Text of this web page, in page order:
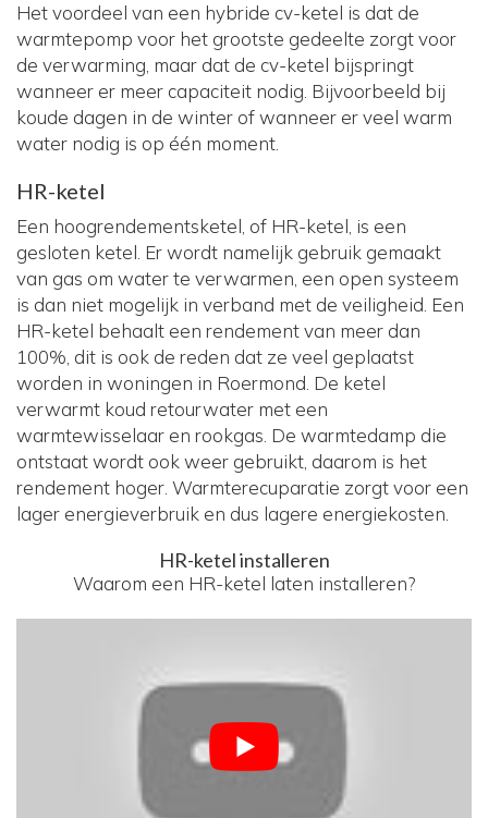
Het voordeel van een hybride cv-ketel is dat de
warmtepomp voor het grootste gedeelte zorgt voor
de verwarming, maar dat de cv-ketel bijspringt
wanneer er meer capaciteit nodig. Bijvoorbeeld bij
koude dagen in de winter of wanneer er veel warm
water nodig is op één moment.
HR-ketel
Een hoogrendementsketel, of HR-ketel, is een
gesloten ketel. Er wordt namelijk gebruik gemaakt
van gas om water te verwarmen, een open systeem
is dan niet mogelijk in verband met de veiligheid. Een
HR-ketel behaalt een rendement van meer dan
100%, dit is ook de reden dat ze veel geplaatst
worden in woningen in Roermond. De ketel
verwarmt koud retourwater met een
warmtewisselaar en rookgas. De warmtedamp die
ontstaat wordt ook weer gebruikt, daarom is het
rendement hoger. Warmterecuparatie zorgt voor een
lager energieverbruik en dus lagere energiekosten.
HR-ketel installeren
Waarom een HR-ketel laten installeren?